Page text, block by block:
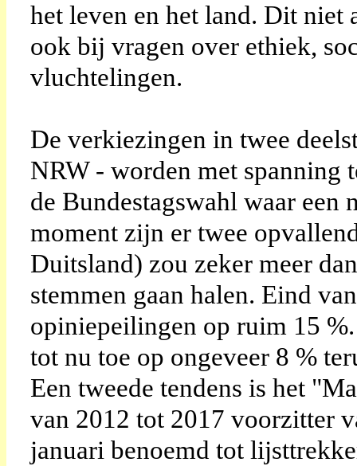
het leven en het land. Dit niet
ook bij vragen over ethiek,
vluchtelingen.
De verkiezingen in twee
NRW - worden met spanning
de Bundestagswahl waar
moment zijn er twee
Duitsland) zou zeker meer
stemmen gaan halen. Eind
opiniepeilingen op ruim 15
tot nu toe op ongeveer 8 %
Een tweede tendens is het
van 2012 tot 2017 voorzitter
januari benoemd tot